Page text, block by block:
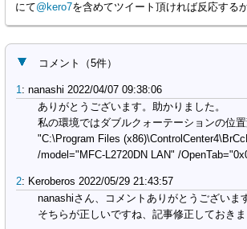
にて@kero7を含めてツイート頂ければ反応する
コメント （5件）
1 : nanashi 2022/04/07 09:38:06
ありがとうございます。助かりました。
私の環境ではダブルクォーテーションの位置
"C:\Program Files
/model="MFC-L2720DN LAN" /
2: Keroberos 2022/05/29 21:43:57
nanashiさん、コメントありがとうございま
そちらが正しいですね、記事修正しておきま